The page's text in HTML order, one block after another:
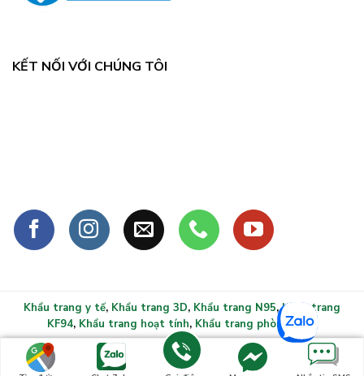
KẾT NỐI VỚI CHÚNG TÔI
Khẩu trang y tế, Khẩu trang 3D, Khẩu trang N95,Khẩu trang
KF94, Khẩu trang hoạt tính, Khẩu trang phòng sạch
Copyright 2026 ©Khẩu trang y tế xlmask.vn - Bảo vệ sức
khỏe mọi gia đình